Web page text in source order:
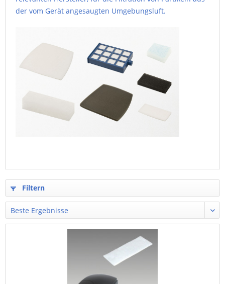
der vom Gerät angesaugten Umgebungsluft.
Filtern